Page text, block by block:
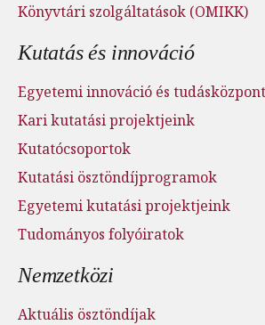
Könyvtári szolgáltatások (OMIKK)
Kutatás és innováció
Egyetemi innováció és
Kari kutatási projektjeink
Kutatócsoportok
Kutatási ösztöndíjprogramok
Egyetemi kutatási projektjeink
Tudományos folyóiratok
Nemzetközi
Aktuális ösztöndíjak